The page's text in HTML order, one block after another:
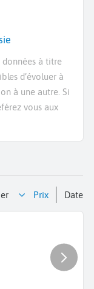
à titre
d’évoluer à
à une autre. Si
vous aux
prix date